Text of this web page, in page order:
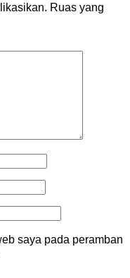
Ruas yang
saya pada peramban